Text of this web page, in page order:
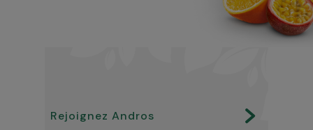
Rejoignez Andros